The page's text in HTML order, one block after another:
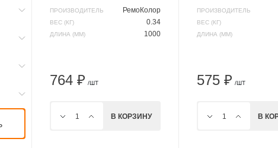
ПРОИЗВОДИТЕЛЬ РемоКолор
ВЕС (КГ) 0.34
ДЛИНА (ММ) 1000
764 ₽ /ШТ
В КОРЗИНУ
ПРОИЗВОДИТЕЛЬ
ВЕС (КГ)
ДЛИНА (ММ)
575 ₽ /ШТ
В